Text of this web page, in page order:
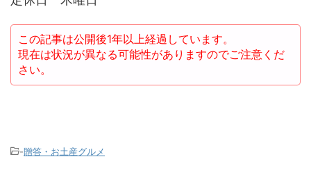
この記事は公開後1年以上経過しています。
現在は状況が異なる可能性がありますのでご注意くだ
さい。
-贈答・お土産グルメ